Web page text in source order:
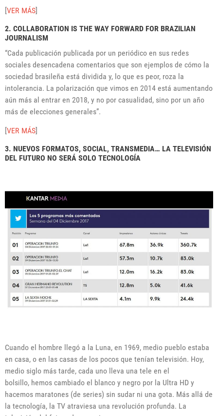
[VER MÁS]
2. COLLABORATION IS THE WAY FORWARD FOR BRAZILIAN
JOURNALISM
“Cada publicación publicada por un periódico en sus redes
sociales desencadena comentarios que son ejemplos de cómo la
sociedad brasileña está dividida y, lo que es peor, roza la
intolerancia. La polarización que vimos en 2014 está aumentando
aún más al entrar en 2018, y no por casualidad, sino por un año
más de elecciones generales”.
[VER MÁS]
3. NUEVOS FORMATOS, SOCIAL, TRANSMEDIA… LA TELEVISIÓN
DEL FUTURO NO SERÁ SOLO TECNOLOGÍA
Cuando el hombre llegó a la Luna, en 1969, medio pueblo estaba
en casa, o en las casas de los pocos que tenían televisión. Hoy,
medio siglo más tarde, cada uno lleva una tele en el
bolsillo, hemos cambiado el blanco y negro por la Ultra HD y
hacemos maratones (de series) sin sudar ni una gota. Más allá de
la tecnología, la TV atraviesa una revolución profunda. La